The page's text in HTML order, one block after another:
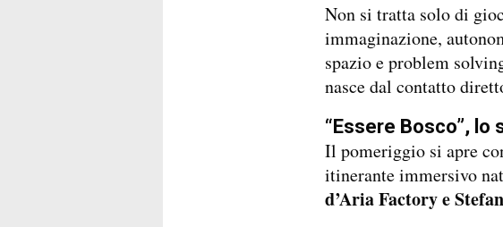
Non si tratta solo di
immaginazione,
spazio e problem
nasce dal contatto
“Essere Bosco”,
Il pomeriggio si apre
itinerante immersivo
d’Aria Factory e